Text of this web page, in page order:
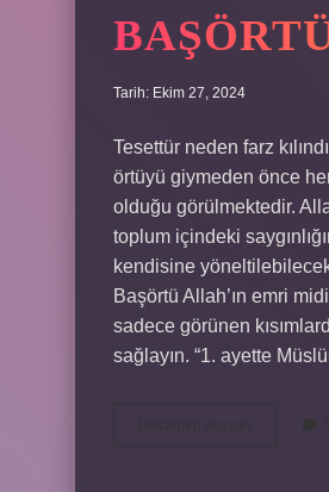
Tarih: Ekim 27, 2024
Tesettür neden farz
örtüyü giymeden önce
olduğu görülmektedir.
toplum içindeki
kendisine
Başörtü Allah’ın emri
sadece görünen
sağlayın. “1. ayette